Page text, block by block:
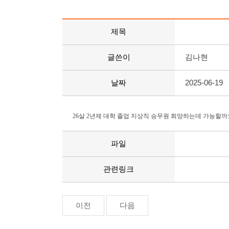
제목
글쓴이 김나현
날짜 2025-06-19
26살 2년제 대학 졸업 지상직 승무원 희망하는데 가능할
파일
관련링크
이전 다음